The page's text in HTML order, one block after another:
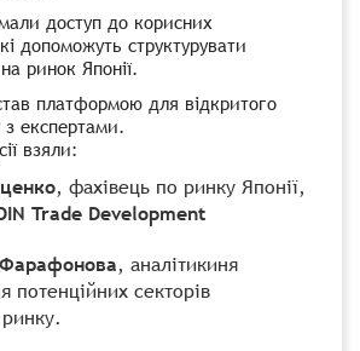
доступ до корисних
допоможуть структурувати
ринок Японії.
платформою для відкритого
з експертами.
взяли:
, фахівець по ринку Японії,
Trade Development
, аналітикиня
потенційних секторів